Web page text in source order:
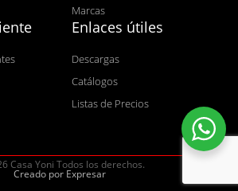
Marcas
Enlaces útiles
Descargas
Catálogos
Listas de Precios
Casa Yoni Todos los derechos.
Creado por Expresar